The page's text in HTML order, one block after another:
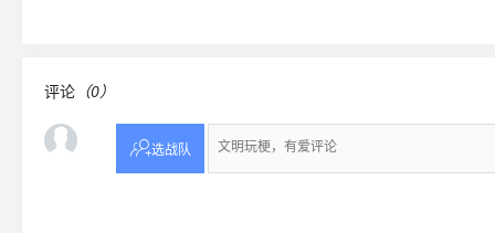
评论 （0）
选战队